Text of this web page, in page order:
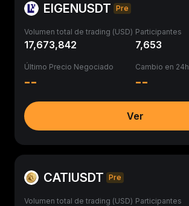
EIGENUSDT Pre
Volumen total de trading (USD)
17,673,842
Participantes
7,653
Último Precio Negociado
--
Cambio en 24h
--
Ver
CATIUSDT Pre
Volumen total de trading (USD) Participantes